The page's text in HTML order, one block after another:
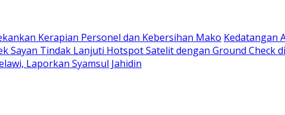
Kerapian Personel dan Kebersihan Mako Kedatangan
Sayan Tindak Lanjuti Hotspot Satelit dengan Ground Check
Laporkan Syamsul Jahidin